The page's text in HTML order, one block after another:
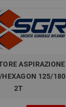
ASPIRAZIONE
HEXAGON 125/180
2T